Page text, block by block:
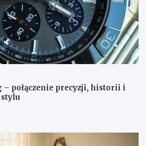
połączenie precyzji, historii i
stylu